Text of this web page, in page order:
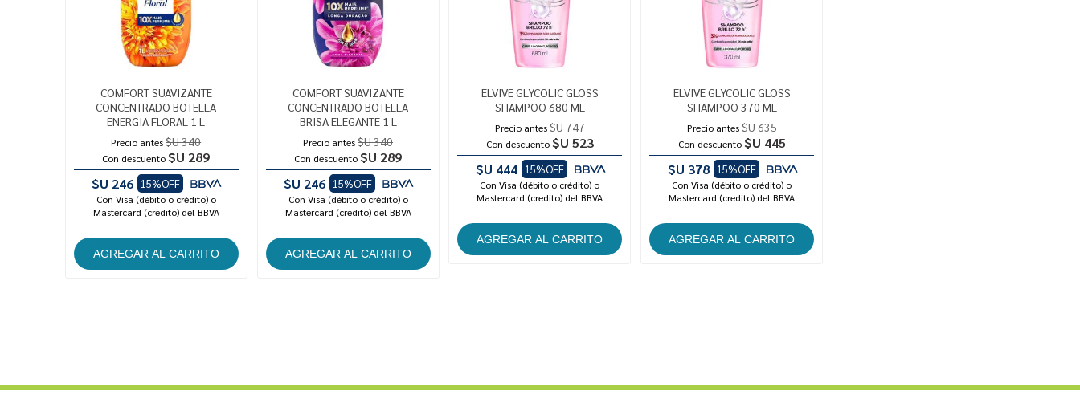
COMFORT SUAVIZANTE
CONCENTRADO BOTELLA
ENERGIA FLORAL 1 L
Precio antes$U 340
Con descuento $U 289
$U 246 15%OFF
Con Visa (débito o crédito) o
Mastercard (credito) del BBVA
COMFORT SUAVIZANTE
CONCENTRADO BOTELLA
BRISA ELEGANTE 1 L
Precio antes$U 340
Con descuento $U 289
$U 246 15%OFF
Con Visa (débito o crédito) o
Mastercard (credito) del BBVA
ELVIVE GLYCOLIC GLOSS
SHAMPOO 680 ML
Precio antes$U 747
Con descuento $U 523
$U 444 15%OFF
Con Visa (débito o crédito) o
Mastercard (credito) del BBVA
ELVIVE GLYCOLIC GLOSS
SHAMPOO 370 ML
Precio antes$U 635
Con descuento $U 445
$U 378 15%OFF
Con Visa (débito o crédito) o
Mastercard (credito) del BBVA